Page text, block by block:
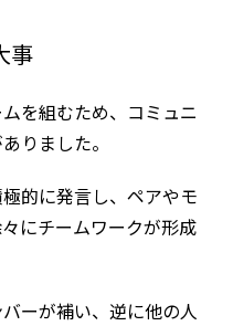
事
を組むため、コミュニ
りました。
的に発言し、ペアやモ
にチームワークが形成
ーが補い、逆に他の人